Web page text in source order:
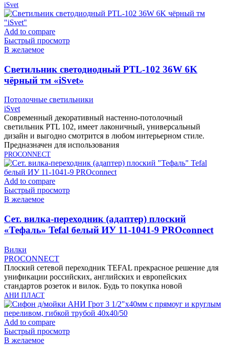
iSvet
Add to compare
Быстрый просмотр
В желаемое
Cветильник светодиодный PTL-102 36W 6K
чёрный тм «iSvet»
Потолочные светильники
iSvet
Современный декоративный настенно-потолочный
светильник PTL 102, имеет лаконичный, универсальный
дизайн и выгодно смотрится в любом интерьерном стиле.
Предназначен для использования
PROCONNECT
Add to compare
Быстрый просмотр
В желаемое
Cет. вилка-переходник (адаптер) плоский
«Тефаль» Tefal белый ИУ 11-1041-9 PROconnect
Вилки
PROCONNECT
Плоский сетевой переходник TEFAL прекрасное решение для
унификации российских, английских и европейских
стандартов розеток и вилок. Будь то покупка новой
АНИ ПЛАСТ
Add to compare
Быстрый просмотр
В желаемое